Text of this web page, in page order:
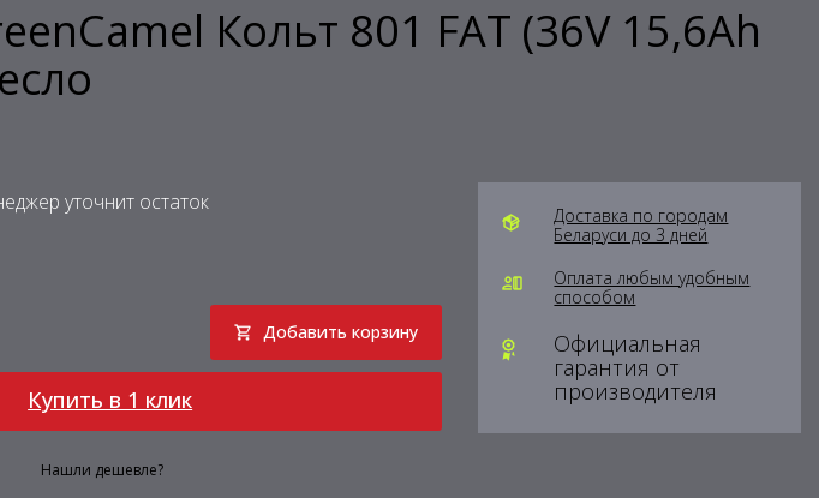
Кольт 801 FAT (36V 15,6Ah
уточнит остаток
Добавить корзину
Купить в 1 клик
Нашли дешевле?
Доставка по городам
Беларуси до 3 дней
Оплата любым удобным
способом
Официальная
гарантия от
производителя